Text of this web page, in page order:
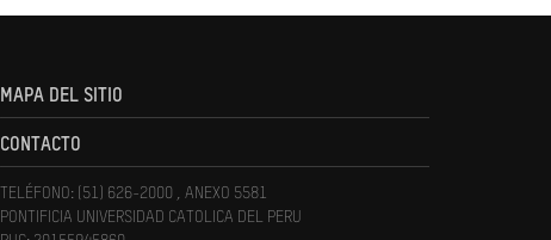
MAPA DEL SITIO
CONTACTO
TELÉFONO: (51) 626-2000 , ANEXO 5581
PONTIFICIA UNIVERSIDAD CATOLICA DEL PERU